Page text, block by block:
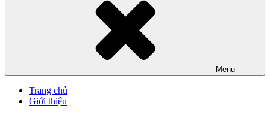
Menu
Trang chủ
Giới thiệu